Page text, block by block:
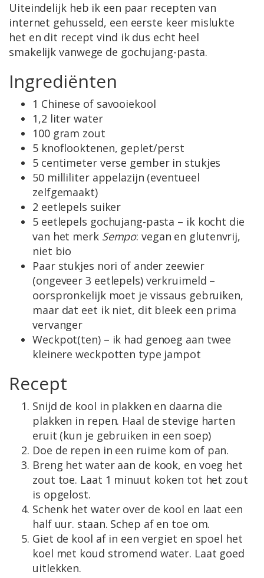
Uiteindelijk heb ik een paar recepten van
internet gehusseld, een eerste keer mislukte
het en dit recept vind ik dus echt heel
smakelijk vanwege de gochujang-pasta.
Ingrediënten
1 Chinese of savooiekool
1,2 liter water
100 gram zout
5 knoflooktenen, geplet/perst
5 centimeter verse gember in stukjes
50 milliliter appelazijn (eventueel
zelfgemaakt)
2 eetlepels suiker
5 eetlepels gochujang-pasta – ik kocht die
van het merk Sempo: vegan en glutenvrij,
niet bio
Paar stukjes nori of ander zeewier
(ongeveer 3 eetlepels) verkruimeld –
oorspronkelijk moet je vissaus gebruiken,
maar dat eet ik niet, dit bleek een prima
vervanger
Weckpot(ten) – ik had genoeg aan twee
kleinere weckpotten type jampot
Recept
Snijd de kool in plakken en daarna die
plakken in repen. Haal de stevige harten
eruit (kun je gebruiken in een soep)
Doe de repen in een ruime kom of pan.
Breng het water aan de kook, en voeg het
zout toe. Laat 1 minuut koken tot het zout
is opgelost.
Schenk het water over de kool en laat een
half uur. staan. Schep af en toe om.
Giet de kool af in een vergiet en spoel het
koel met koud stromend water. Laat goed
uitlekken.